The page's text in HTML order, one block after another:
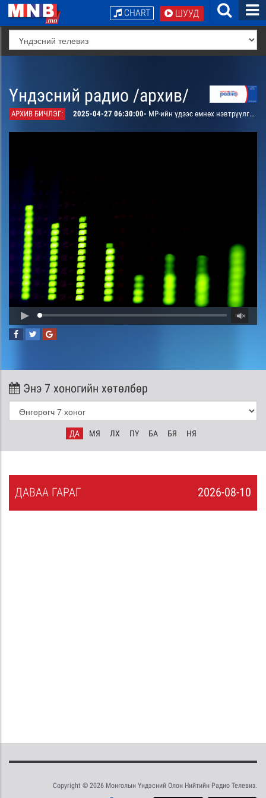
ШУУД
CHART
Үндэсний радио /архив/
АРХИВ БИЧЛЭГ: 2025-04-27 06:30:00- МР-ийн үдээс өмнөх нэвтрүүлгийн хөтөлбөр, цаг агаар танилцуулна.
Энэ 7 хоногийн хөтөлбөр
ДА МЯ ЛХ ПҮ БА БЯ НЯ
2026-08-10
ДАВАА ГАРАГ
Copyright © 2026 Монголын Үндэсний Олон Нийтийн Радио Телевиз.